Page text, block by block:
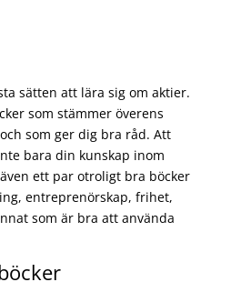
sätten att lära sig om aktier.
som stämmer överens
som ger dig bra råd. Att
bara din kunskap inom
ett par otroligt bra böcker
entreprenörskap, frihet,
som är bra att använda